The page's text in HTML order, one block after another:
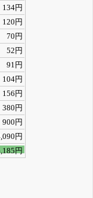
134円
120円
70円
52円
91円
104円
156円
380円
900円
円
円